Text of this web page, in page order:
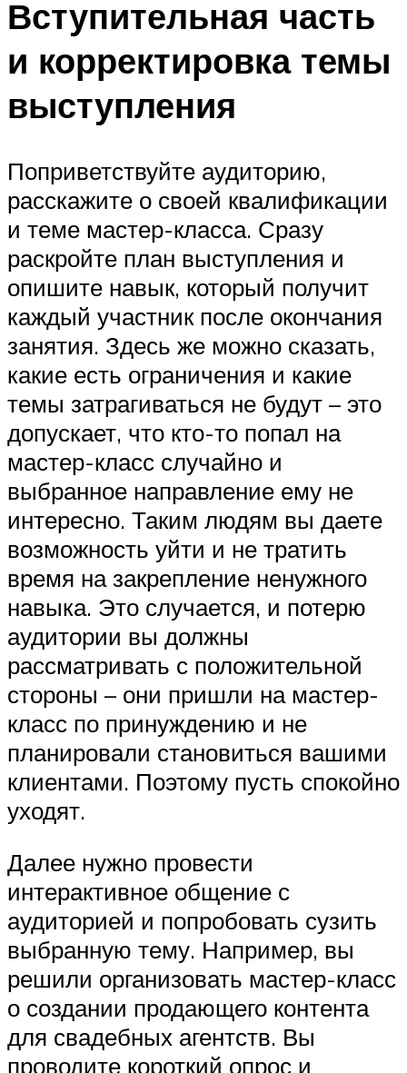
Вступительная часть
и корректировка темы
выступления
Поприветствуйте аудиторию,
расскажите о своей квалификации
и теме мастер-класса. Сразу
раскройте план выступления и
опишите навык, который получит
каждый участник после окончания
занятия. Здесь же можно сказать,
какие есть ограничения и какие
темы затрагиваться не будут – это
допускает, что кто-то попал на
мастер-класс случайно и
выбранное направление ему не
интересно. Таким людям вы даете
возможность уйти и не тратить
время на закрепление ненужного
навыка. Это случается, и потерю
аудитории вы должны
рассматривать с положительной
стороны – они пришли на мастер-
класс по принуждению и не
планировали становиться вашими
клиентами. Поэтому пусть спокойно
уходят.
Далее нужно провести
интерактивное общение с
аудиторией и попробовать сузить
выбранную тему. Например, вы
решили организовать мастер-класс
о создании продающего контента
для свадебных агентств. Вы
проводите короткий опрос и